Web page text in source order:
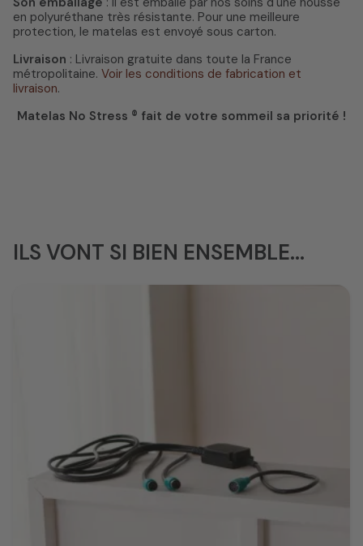
en polyuréthane très résistante. Pour une meilleure
protection, le matelas est envoyé sous carton.
Livraison : Livraison gratuite dans toute la France
métropolitaine. Voir les conditions de fabrication et
livraison.
Matelas No Stress ® fait de votre sommeil sa priorité !
ILS VONT SI BIEN ENSEMBLE...